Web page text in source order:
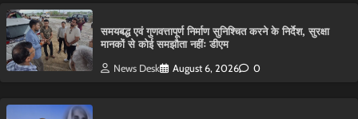
समयबद्ध एवं गुणवत्तापूर्ण निर्माण सुनिश्चित करने के निर्देश, सुरक्षा
मानकों से कोई समझौता नहींः डीएम
News Desk August 6, 2026 0